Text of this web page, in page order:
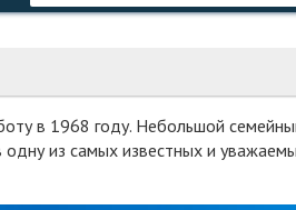
в 1968 году. Небольшой
одну из самых известных и